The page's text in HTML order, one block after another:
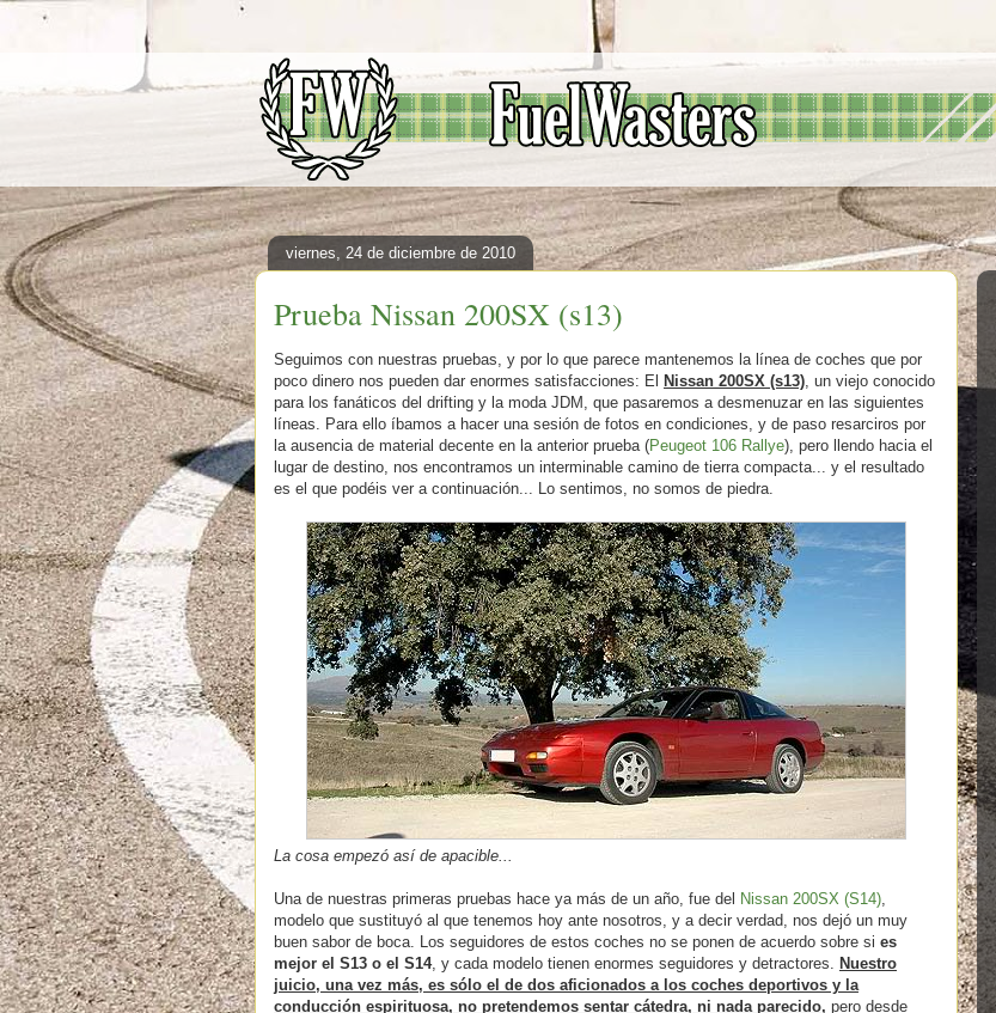
viernes, 24 de diciembre de 2010
Prueba Nissan 200SX (s13)
Seguimos con nuestras pruebas, y por lo que parece mantenemos la línea de coches que por
poco dinero nos pueden dar enormes satisfacciones: El
Nissan 200SX (s13), un viejo conocido
para los fanáticos del drifting y la moda JDM, que pasaremos a desmenuzar en las siguientes
líneas. Para ello íbamos a hacer una sesión de fotos en condiciones, y de paso resarciros por
la ausencia de material decente en la anterior prueba (Peugeot 106 Rallye), pero llendo hacia el
lugar de destino, nos encontramos un interminable camino de tierra compacta... y el resultado
es el que podéis ver a continuación... Lo sentimos, no somos de piedra.
La cosa empezó así de apacible...
Una de nuestras primeras pruebas hace ya más de un año, fue del Nissan 200SX (S14),
modelo que sustituyó al que tenemos hoy ante nosotros, y a decir verdad, nos dejó un muy
buen sabor de boca. Los seguidores de estos coches no se ponen de acuerdo sobre si es
mejor el S13 o el S14, y cada modelo tienen enormes seguidores y detractores. Nuestro
juicio, una vez más, es sólo el de dos aficionados a los coches deportivos y la
conducción espirituosa, no pretendemos sentar cátedra, ni nada parecido, pero desde